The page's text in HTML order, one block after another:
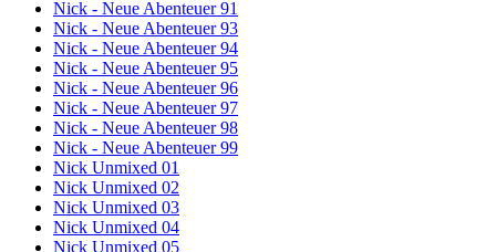
Nick - Neue Abenteuer 91
Nick - Neue Abenteuer 93
Nick - Neue Abenteuer 94
Nick - Neue Abenteuer 95
Nick - Neue Abenteuer 96
Nick - Neue Abenteuer 97
Nick - Neue Abenteuer 98
Nick - Neue Abenteuer 99
Nick Unmixed 01
Nick Unmixed 02
Nick Unmixed 03
Nick Unmixed 04
Nick Unmixed 05